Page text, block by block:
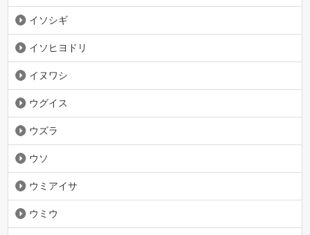
イソシギ
イソヒヨドリ
イヌワシ
ウグイス
ウズラ
ウソ
ウミアイサ
ウミウ